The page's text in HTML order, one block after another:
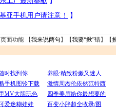
页面功能 【我来说两句 】【我要“揪”错】【